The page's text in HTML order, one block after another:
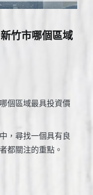
竹市哪個區域
個區域最具投資價
，尋找一個具有良
都關注的重點。